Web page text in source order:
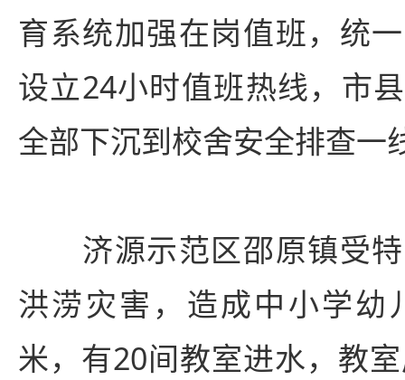
育系统加强在岗值班，统
设立24小时值班热线，市
全部下沉到校舍安全排查一
济源示范区邵原镇受特
洪涝灾害，造成中小学幼
米，有20间教室进水，教